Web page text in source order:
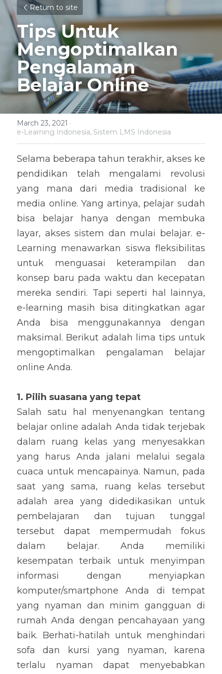
Return to site
Tips Untuk
Mengoptimalkan
Pengalaman
Belajar Online
March 23, 2021 ·
e-Learning Indonesia, Sistem LMS Indonesia
Selama beberapa tahun terakhir, akses ke
pendidikan telah mengalami revolusi
yang mana dari media tradisional ke
media online. Yang artinya, pelajar sudah
bisa belajar hanya dengan membuka
layar, akses sistem dan mulai belajar. e-
Learning menawarkan siswa fleksibilitas
untuk menguasai keterampilan dan
konsep baru pada waktu dan kecepatan
mereka sendiri. Tapi seperti hal lainnya,
e-learning masih bisa ditingkatkan agar
Anda bisa menggunakannya dengan
maksimal. Berikut adalah lima tips untuk
mengoptimalkan pengalaman belajar
online Anda.
1. Pilih suasana yang tepat
Salah satu hal menyenangkan tentang
belajar online adalah Anda tidak terjebak
dalam ruang kelas yang menyesakkan
yang harus Anda jalani melalui segala
cuaca untuk mencapainya. Namun, pada
saat yang sama, ruang kelas tersebut
adalah area yang didedikasikan untuk
pembelajaran dan tujuan tunggal
tersebut dapat mempermudah fokus
dalam belajar. Anda memiliki
kesempatan terbaik untuk menyimpan
informasi dengan menyiapkan
komputer/smartphone Anda di tempat
yang nyaman dan minim gangguan di
rumah Anda dengan pencahayaan yang
baik. Berhati-hatilah untuk menghindari
sofa dan kursi yang nyaman, karena
terlalu nyaman dapat menyebabkan